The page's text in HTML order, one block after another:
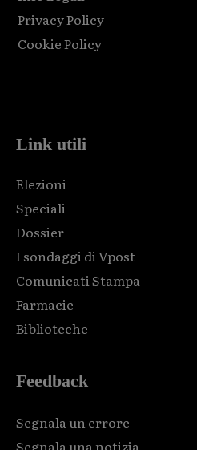
Privacy Policy
Cookie Policy
Link utili
Elezioni
Speciali
Dossier
I sondaggi di Vpost
Comunicati Stampa
Farmacie
Biblioteche
Feedback
Segnala un errore
Segnala una notizia